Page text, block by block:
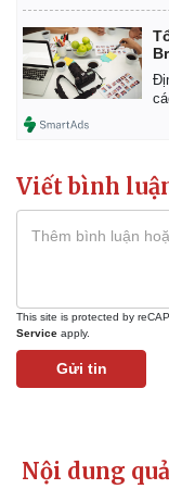
Viết bình
This site is protected by
Service apply.
Gửi tin